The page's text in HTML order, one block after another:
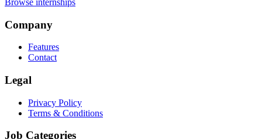
Company
Features
Contact
Legal
Privacy Policy
Terms & Conditions
Job Categories